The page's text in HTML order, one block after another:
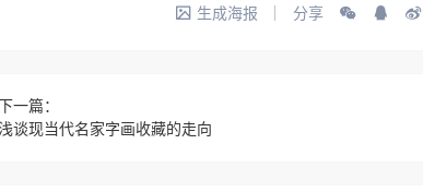
生成海报 分享
一篇：
谈现当代名家字画收藏的走向